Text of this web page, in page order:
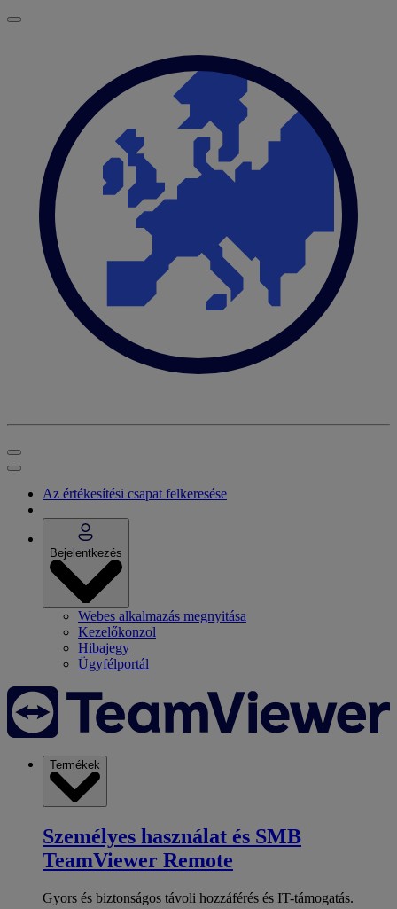
Az értékesítési csapat felkeresése
Bejelentkezés
Webes alkalmazás megnyitása
Kezelőkonzol
Hibajegy
Ügyfélportál
Termékek
Személyes használat és SMB
TeamViewer Remote
Gyors és biztonságos távoli hozzáférés és IT-támogatás.